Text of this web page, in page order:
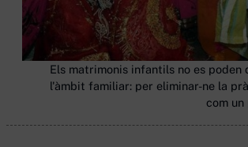
Els matrimonis infantils no es poden
l'àmbit familiar: per eliminar-ne la
com